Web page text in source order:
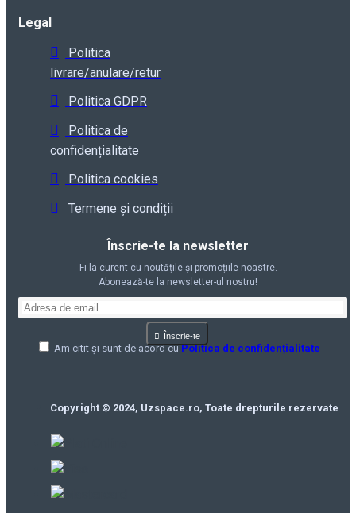
Legal
Politica
livrare/anulare/retur
Politica GDPR
Politica de
confidențialitate
Politica cookies
Termene și condiții
Înscrie-te la newsletter
Fi la curent cu noutățile și promoțiile noastre.
Abonează-te la newsletter-ul nostru!
Înscrie-te
Am citit și sunt de acord cuPolitica de confidențialitate
Copyright © 2024, Uzspace.ro, Toate drepturile rezervate